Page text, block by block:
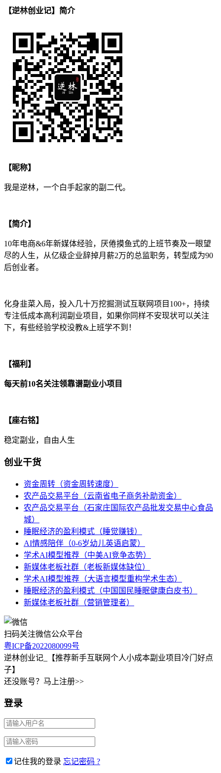
【逆林创业记】简介
【昵称】
我是逆林，一个白手起家的副二代。
【简介】
10年电商&6年新媒体经验，厌倦摸鱼式的上班节奏及一眼望
尽的人生，从亿级企业辞掉月薪2万的总监职务，转型成为90
后创业者。
化身韭菜入局，投入几十万挖掘测试互联网项目100+，持续
专注低成本高利润副业项目，如果你同样不安现状可以关注
下，有些经验学校没教&上班学不到！
【福利】
每天前10名关注领靠谱副业小项目
【座右铭】
稳定副业，自由人生
创业干货
资金周转（资金周转速度）
农产品交易平台（云南省电子商务补助资金）
农产品交易平台（石家庄国际农产品批发交易中心食品
城）
睡眠经济的盈利模式（睡觉赚钱）
AI情感陪伴（0-6岁幼儿英语启蒙）
学术AI模型推荐（中美AI竞争态势）
新媒体老板社群（老板新媒体缺位）
学术AI模型推荐（大语言模型重构学术生态）
睡眠经济的盈利模式（中国国民睡眠健康白皮书）
新媒体老板社群（营销管理者）
扫码关注微信公众平台
粤ICP备2022080099号
逆林创业记_【推荐新手互联网个人小成本副业项目冷门好点
子】
还没账号？马上注册>>
登录
记住我的登录 忘记密码 ?